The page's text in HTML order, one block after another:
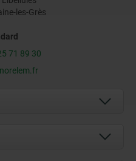
les-Grès
71 89 30